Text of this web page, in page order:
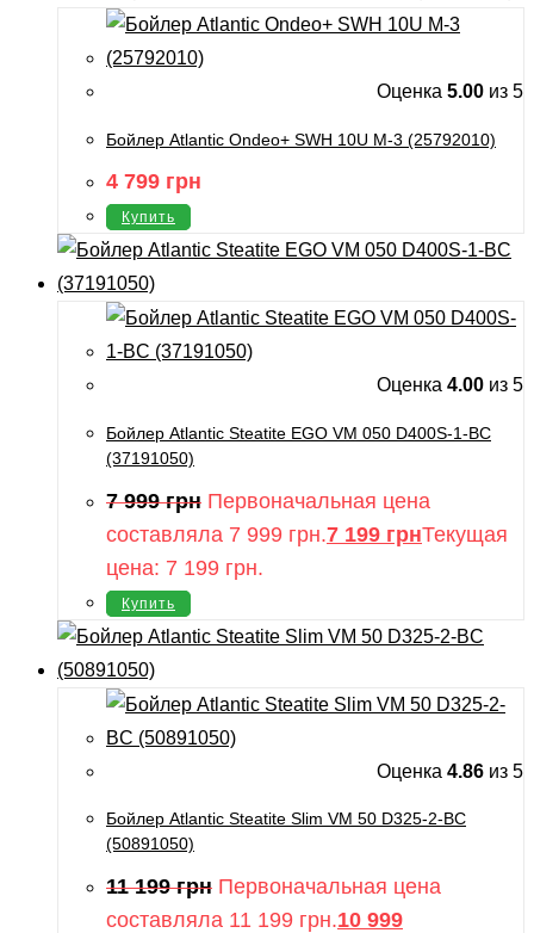
Оценка 5.00 из 5
Бойлер Atlantic Ondeo+ SWH 10U M-3 (25792010)
4 799 грн
Купить
Оценка 4.00 из 5
Бойлер Atlantic Steatite EGO VM 050 D400S-1-BC
(37191050)
7 999грн Первоначальная цена
составляла 7 999 грн.7 199 грнТекущая
цена: 7 199 грн.
Купить
Оценка 4.86 из 5
Бойлер Atlantic Steatite Slim VM 50 D325-2-BC
(50891050)
11 199грн Первоначальная цена
составляла 11 199 грн.10 999